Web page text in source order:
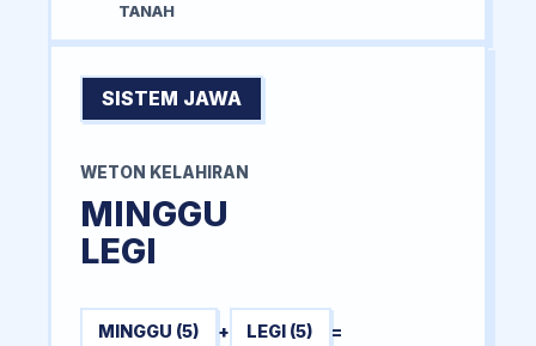
TANAH
SISTEM JAWA
WETON KELAHIRAN
MINGGU
LEGI
MINGGU (5) + LEGI (5) =